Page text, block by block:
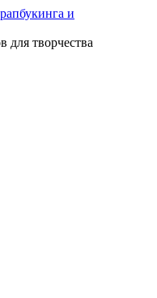
для творчества